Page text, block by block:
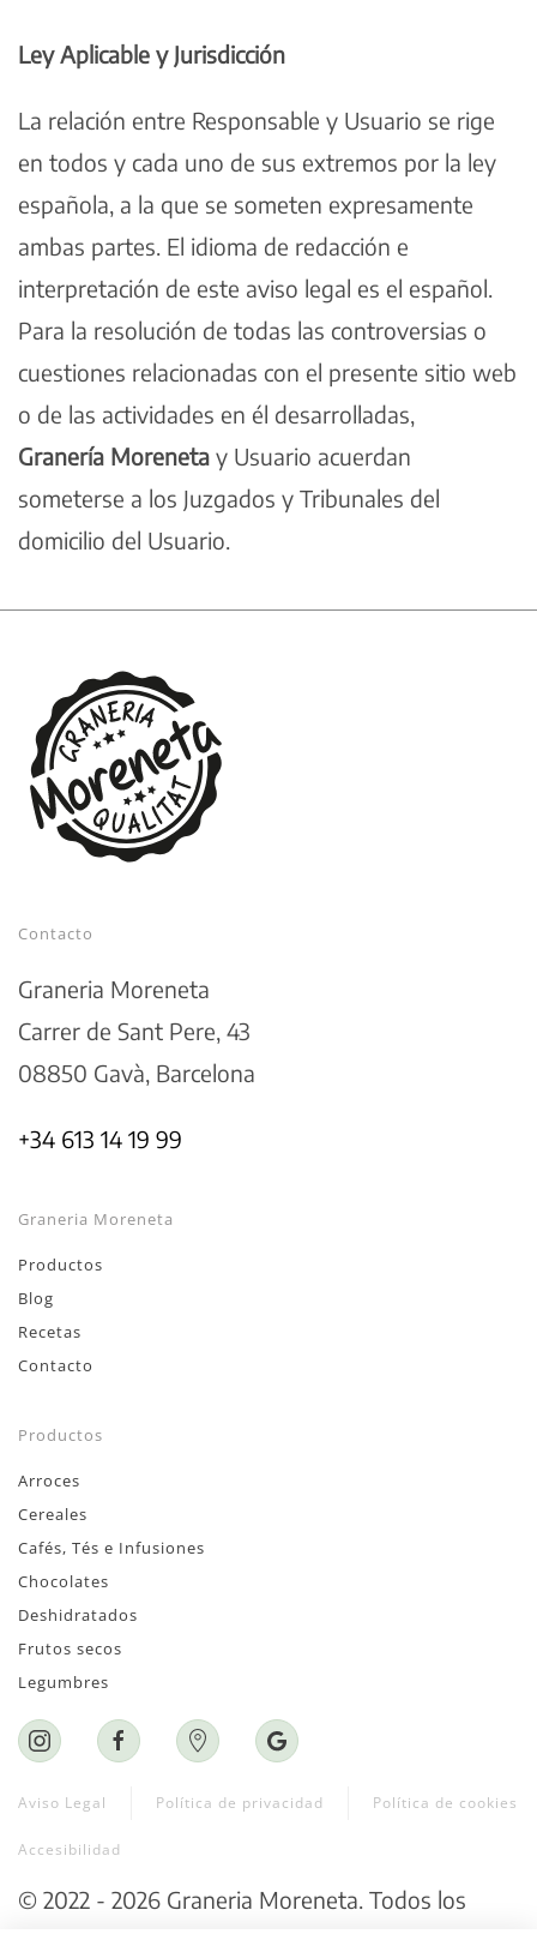
Ley Aplicable y Jurisdicción
La relación entre Responsable y Usuario se rige
en todos y cada uno de sus extremos por la ley
española, a la que se someten expresamente
ambas partes. El idioma de redacción e
interpretación de este aviso legal es el español.
Para la resolución de todas las controversias o
cuestiones relacionadas con el presente sitio web
o de las actividades en él desarrolladas,
Granería Moreneta y Usuario acuerdan
someterse a los Juzgados y Tribunales del
domicilio del Usuario.
Contacto
Graneria Moreneta
Carrer de Sant Pere, 43
08850 Gavà, Barcelona
+34 613 14 19 99
Graneria Moreneta
Productos
Blog
Recetas
Contacto
Productos
Arroces
Cereales
Cafés, Tés e Infusiones
Chocolates
Deshidratados
Frutos secos
Legumbres
Aviso Legal Política de privacidad Política de cookies
Accesibilidad
© 2022 - 2026 Graneria Moreneta. Todos los